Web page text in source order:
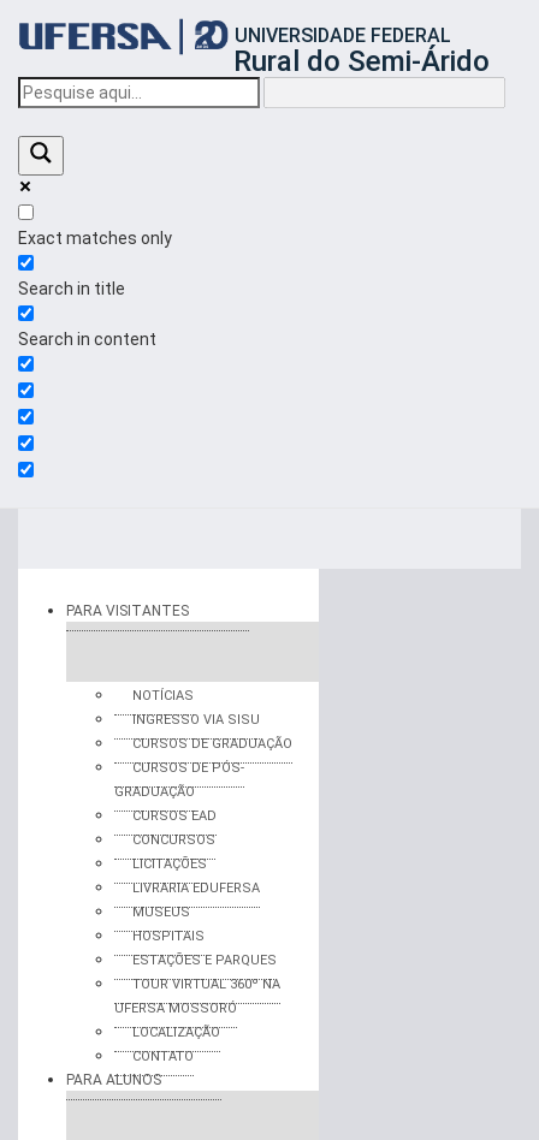
portal
UFERSA
UNIVERSIDADE FEDERAL
Rural do Semi-Árido
Exact matches only
Search in title
Search in content
PARA VISITANTES
NOTÍCIAS
INGRESSO VIA SISU
CURSOS DE GRADUAÇÃO
CURSOS DE PÓS-
GRADUAÇÃO
CURSOS EAD
CONCURSOS
LICITAÇÕES
LIVRARIA EDUFERSA
MUSEUS
HOSPITAIS
ESTAÇÕES E PARQUES
TOUR VIRTUAL 360º NA
UFERSA MOSSORÓ
LOCALIZAÇÃO
CONTATO
PARA ALUNOS